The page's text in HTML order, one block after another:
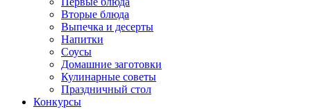
Вторые блюда
Выпечка и десерты
Напитки
Соусы
Домашние заготовки
Кулинарные советы
Праздничный стол
Конкурсы